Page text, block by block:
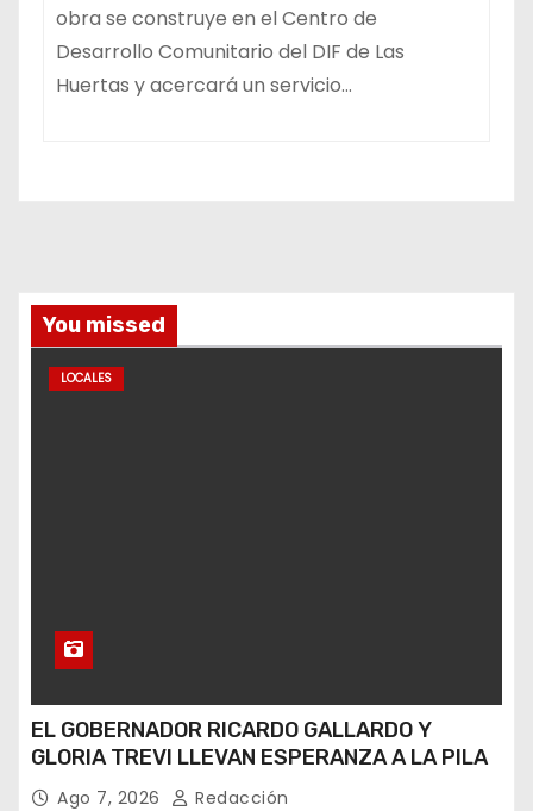
obra se construye en el Centro de
Desarrollo Comunitario del DIF de Las
Huertas y acercará un servicio…
You missed
LOCALES
EL GOBERNADOR RICARDO GALLARDO Y
GLORIA TREVI LLEVAN ESPERANZA A LA PILA
Ago 7, 2026 Redacción